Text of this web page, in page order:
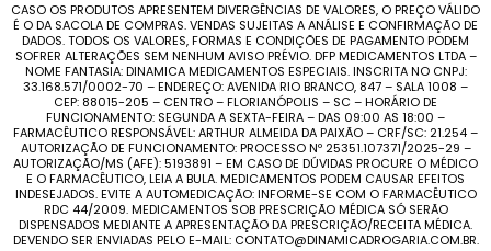
CASO OS PRODUTOS APRESENTEM DIVERGÊNCIAS DE VALORES, O PREÇO VÁLIDO
É O DA SACOLA DE COMPRAS. VENDAS SUJEITAS A ANÁLISE E CONFIRMAÇÃO DE
DADOS. TODOS OS VALORES, FORMAS E CONDIÇÕES DE PAGAMENTO PODEM
SOFRER ALTERAÇÕES SEM NENHUM AVISO PRÉVIO. DFP MEDICAMENTOS LTDA –
NOME FANTASIA: DINAMICA MEDICAMENTOS ESPECIAIS. INSCRITA NO CNPJ:
33.168.571/0002-70 – ENDEREÇO: AVENIDA RIO BRANCO, 847 – SALA 1008 –
CEP: 88015-205 – CENTRO – FLORIANÓPOLIS – SC – HORÁRIO DE
FUNCIONAMENTO: SEGUNDA A SEXTA-FEIRA – DAS 09:00 AS 18:00 –
FARMACÊUTICO RESPONSÁVEL: ARTHUR ALMEIDA DA PAIXÃO – CRF/SC: 21.254 –
AUTORIZAÇÃO DE FUNCIONAMENTO: PROCESSO Nº 25351.107371/2025-29 –
AUTORIZAÇÃO/MS (AFE): 5193891 – EM CASO DE DÚVIDAS PROCURE O MÉDICO
E O FARMACÊUTICO, LEIA A BULA. MEDICAMENTOS PODEM CAUSAR EFEITOS
INDESEJADOS. EVITE A AUTOMEDICAÇÃO: INFORME-SE COM O FARMACÊUTICO
RDC 44/2009. MEDICAMENTOS SOB PRESCRIÇÃO MÉDICA SÓ SERÃO
DISPENSADOS MEDIANTE A APRESENTAÇÃO DA PRESCRIÇÃO/RECEITA MÉDICA.
DEVENDO SER ENVIADAS PELO E-MAIL: CONTATO@DINAMICADROGARIA.COM.BR.